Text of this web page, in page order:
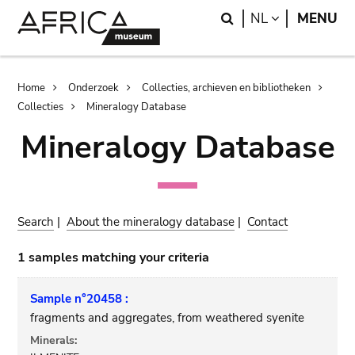
Search
NL LANGUAGE
MENU
Breadcrumb
Home Onderzoek
Collecties, archieven en bibliotheken
Collecties
Mineralogy Database
Mineralogy Database
Search |About the mineralogy database | Contact
1 samples matching your criteria
Sample n°20458 :
fragments and aggregates, from weathered syenite
Minerals: